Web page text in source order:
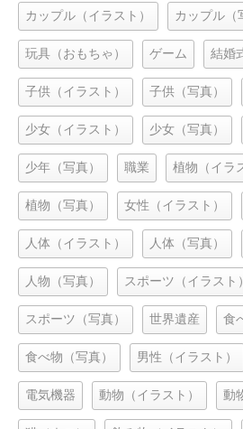
カップル（イラスト） カップル（
玩具（おもちゃ） ゲーム 結婚
子供（イラスト） 子供（写真）
少女（イラスト） 少女（写真）
少年（写真） 職業 植物（イラ
植物（写真） 女性（イラスト）
人体（イラスト） 人体（写真）
人物（写真） スポーツ（イラスト）
スポーツ（写真） 世界遺産 食
食べ物（写真） 男性（イラスト）
電気機器 動物（イラスト） 動